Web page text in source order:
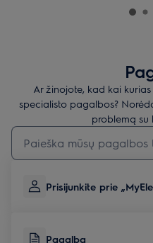
Ar žinojote, kad kai
specialisto pagalbos?
problemą su
Įveskite tekstą, jei norite ieškoti
Prisijunkite prie
Pagalba